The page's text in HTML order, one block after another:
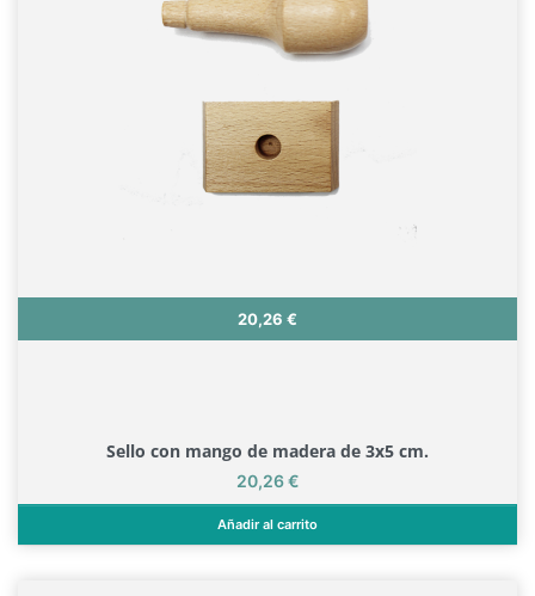
Precio
20,26 €
Sello con mango de madera de 3x5 cm.
Precio
20,26 €
Añadir al carrito